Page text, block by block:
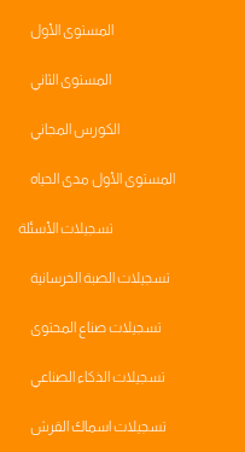
المستوى الأول
المستوى الثاني
الكورس المجاني
المستوى الأول مدى الحياه
تسجيلات الأسئلة
تسجيلات الصبة الخرسانية
تسجيلات صناع المحتوى
تسجيلات الذكاء الصناعي
تسجيلات اسماك القرش